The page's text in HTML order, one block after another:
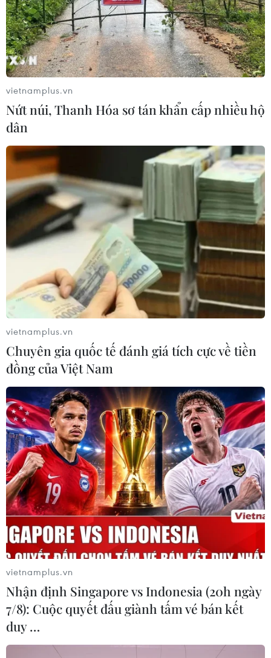
vietnamplus.vn
Nứt núi, Thanh Hóa sơ tán khẩn cấp nhiều hộ
dân
vietnamplus.vn
Chuyên gia quốc tế đánh giá tích cực về tiền
đồng của Việt Nam
vietnamplus.vn
Nhận định Singapore vs Indonesia (20h ngày
7/8): Cuộc quyết đấu giành tấm vé bán kết
duy …